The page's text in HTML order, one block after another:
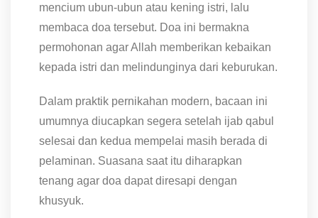
mencium ubun-ubun atau kening istri, lalu
membaca doa tersebut. Doa ini bermakna
permohonan agar Allah memberikan kebaikan
kepada istri dan melindunginya dari keburukan.
Dalam praktik pernikahan modern, bacaan ini
umumnya diucapkan segera setelah ijab qabul
selesai dan kedua mempelai masih berada di
pelaminan. Suasana saat itu diharapkan
tenang agar doa dapat diresapi dengan
khusyuk.